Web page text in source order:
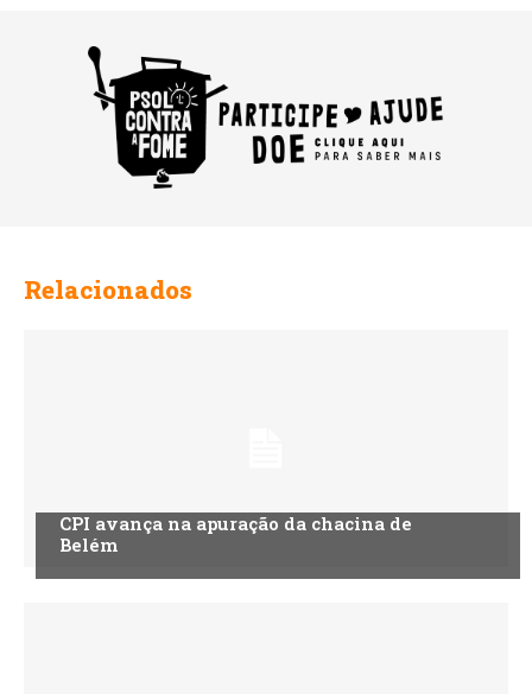
Relacionados
CPI avança na apuração da chacina de
Belém